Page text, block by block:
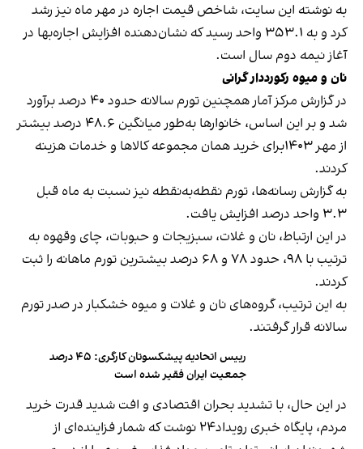
به نوشته این سایت، شاخص قیمت اجاره در مهر ماه نیز رشد
کرد و به ۳۵۳.۱ واحد رسید که نشان‌دهنده افزایش اجاره‌بها در
آغاز نیمه دوم سال است.
نان و میوه رکورددار گرانی
در گزارش مرکز آمار همچنین تورم سالانه حدود ۴۰ درصد برآورد
شد و بر این اساس، خانوارها به‌طور میانگین ۴۸.۶ درصد بیشتر
از مهر ۱۴۰۳برای خرید همان مجموعه کالاها و خدمات هزینه
کردند.
به گزارش رسانه‌ها، تورم نقطه‌به‌نقطه نیز نسبت به ماه قبل
۳.۳ واحد درصد افزایش یافت.
در این ارتباط، نان و غلات، سبزیجات و حبوبات، چای وقهوه به
ترتیب با ۹۸، حدود ۷۸ و ۶۸ درصد بیشترین تورم ماهانه را ثبت
کردند.
به این ترتیب، گروه‌های نان و غلات و میوه خشکبار در صدر تورم
سالانه قرار گرفتند.
رییس اتحادیه پیشکسوتان کارگری: ۴۵ درصد
جمعیت ایران فقیر شده است
در این حال، با تشدید بحران اقتصادی و افت شدید قدرت خرید
مردم، پایگاه خبری رویداد۲۴ نوشت که شمار فزاینده‌ای از